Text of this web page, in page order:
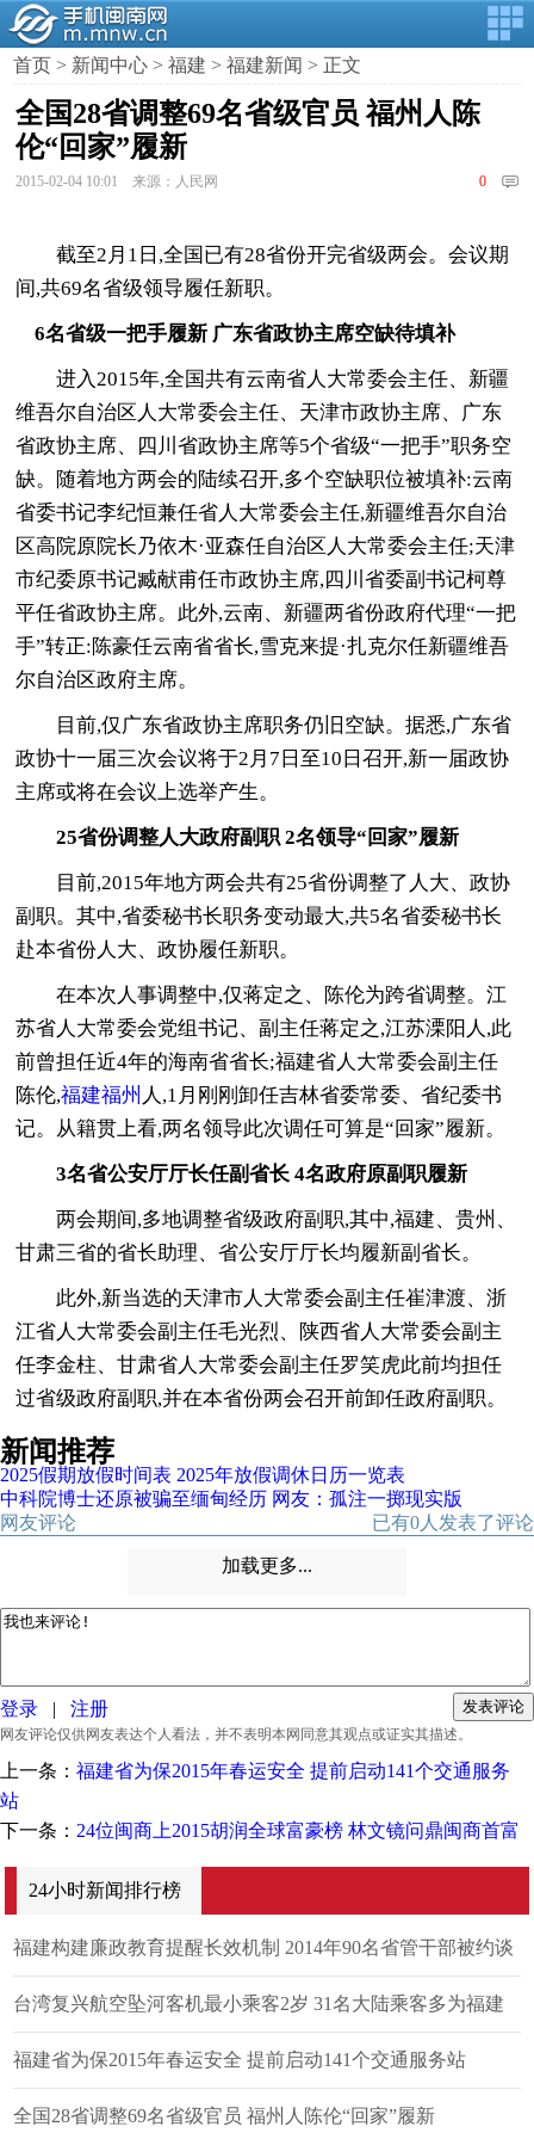
首页 > 新闻中心 >福建 >福建新闻 > 正文
全国28省调整69名省级官员 福州人陈
伦“回家”履新
2015-02-04 10:01 来源：人民网 0
截至2月1日,全国已有28省份开完省级两会。会议期
间,共69名省级领导履任新职。
6名省级一把手履新 广东省政协主席空缺待填补
进入2015年,全国共有云南省人大常委会主任、新疆
维吾尔自治区人大常委会主任、天津市政协主席、广东
省政协主席、四川省政协主席等5个省级“一把手”职务空
缺。随着地方两会的陆续召开,多个空缺职位被填补:云南
省委书记李纪恒兼任省人大常委会主任,新疆维吾尔自治
区高院原院长乃依木·亚森任自治区人大常委会主任;天津
市纪委原书记臧献甫任市政协主席,四川省委副书记柯尊
平任省政协主席。此外,云南、新疆两省份政府代理“一把
手”转正:陈豪任云南省省长,雪克来提·扎克尔任新疆维吾
尔自治区政府主席。
目前,仅广东省政协主席职务仍旧空缺。据悉,广东省
政协十一届三次会议将于2月7日至10日召开,新一届政协
主席或将在会议上选举产生。
25省份调整人大政府副职 2名领导“回家”履新
目前,2015年地方两会共有25省份调整了人大、政协
副职。其中,省委秘书长职务变动最大,共5名省委秘书长
赴本省份人大、政协履任新职。
在本次人事调整中,仅蒋定之、陈伦为跨省调整。江
苏省人大常委会党组书记、副主任蒋定之,江苏溧阳人,此
前曾担任近4年的海南省省长;福建省人大常委会副主任
陈伦,福建福州 人,1月刚刚卸任吉林省委常委、省纪委书
记。从籍贯上看,两名领导此次调任可算是“回家”履新。
3名省公安厅厅长任副省长 4名政府原副职履新
两会期间,多地调整省级政府副职,其中,福建、贵州、
甘肃三省的省长助理、省公安厅厅长均履新副省长。
此外,新当选的天津市人大常委会副主任崔津渡、浙
江省人大常委会副主任毛光烈、陕西省人大常委会副主
任李金柱、甘肃省人大常委会副主任罗笑虎此前均担任
过省级政府副职,并在本省份两会召开前卸任政府副职。
新闻推荐
2025假期放假时间表 2025年放假调休日历一览表
中科院博士还原被骗至缅甸经历 网友：孤注一掷现实版
已有0 人发表了评论
网友评论
加载更多...
登录 | 注册
网友评论仅供网友表达个人看法，并不表明本网同意其观点或证实其描述。
上一条： 福建省为保2015年春运安全 提前启动141个交通服务
站
下一条： 24位闽商上2015胡润全球富豪榜 林文镜问鼎闽商首富
24小时新闻排行榜
福建构建廉政教育提醒长效机制 2014年90名省管干部被约谈
台湾复兴航空坠河客机最小乘客2岁 31名大陆乘客多为福建
人
福建省为保2015年春运安全 提前启动141个交通服务站
全国28省调整69名省级官员 福州人陈伦“回家”履新